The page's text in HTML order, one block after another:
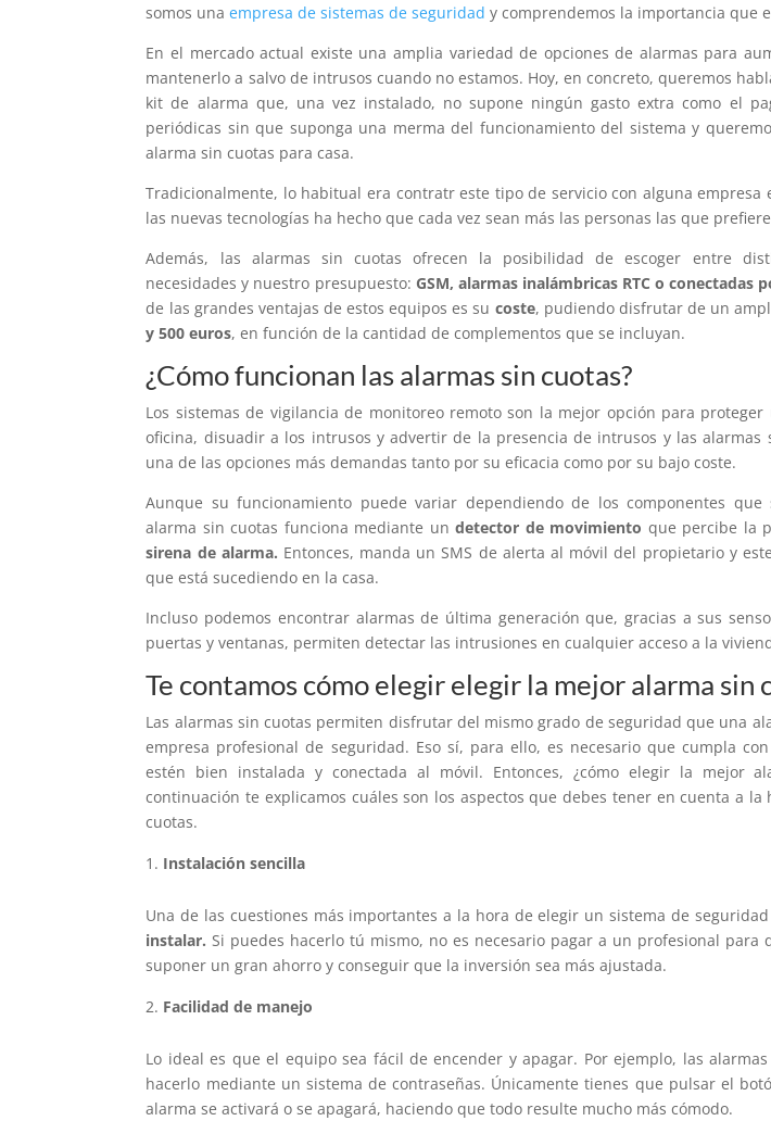
somos unaempresa de sistemas de seguridad y comprendemos la importancia que
En el mercado actual existe una amplia variedad de opciones de alarmas para
mantenerlo a salvo de intrusos cuando no estamos. Hoy, en concreto, queremos
kit de alarma que, una vez instalado, no supone ningún gasto extra como el
periódicas sin que suponga una merma del funcionamiento del sistema y
alarma sin cuotas para casa.
Tradicionalmente, lo habitual era contratr este tipo de servicio con alguna empresa
las nuevas tecnologías ha hecho que cada vez sean más las personas las que
Además, las alarmas sin cuotas ofrecen la posibilidad de escoger entre
necesidades y nuestro presupuesto: GSM, alarmas inalámbricas RTC o conectadas
de las grandes ventajas de estos equipos es su coste, pudiendo disfrutar de un
y 500 euros, en función de la cantidad de complementos que se incluyan.
¿Cómo funcionan las alarmas sin cuotas?
Los sistemas de vigilancia de monitoreo remoto son la mejor opción para
oficina, disuadir a los intrusos y advertir de la presencia de intrusos y las alarmas
una de las opciones más demandas tanto por su eficacia como por su bajo coste.
Aunque su funcionamiento puede variar dependiendo de los componentes
alarma sin cuotas funciona mediante undetector de movimiento que percibe la
sirena de alarma. Entonces, manda un SMS de alerta al móvil del propietario y
que está sucediendo en la casa.
Incluso podemos encontrar alarmas de última generación que, gracias a sus
puertas y ventanas, permiten detectar las intrusiones en cualquier acceso a la
Te contamos cómo elegir elegir la mejor alarma sin
Las alarmas sin cuotas permiten disfrutar del mismo grado de seguridad que una
empresa profesional de seguridad. Eso sí, para ello, es necesario que cumpla
estén bien instalada y conectada al móvil. Entonces, ¿cómo elegir la mejor
continuación te explicamos cuáles son los aspectos que debes tener en cuenta a
cuotas.
Instalación sencilla
Una de las cuestiones más importantes a la hora de elegir un sistema de
instalar. Si puedes hacerlo tú mismo, no es necesario pagar a un profesional para
suponer un gran ahorro y conseguir que la inversión sea más ajustada.
Facilidad de manejo
Lo ideal es que el equipo sea fácil de encender y apagar. Por ejemplo, las
hacerlo mediante un sistema de contraseñas. Únicamente tienes que pulsar el
alarma se activará o se apagará, haciendo que todo resulte mucho más cómodo.